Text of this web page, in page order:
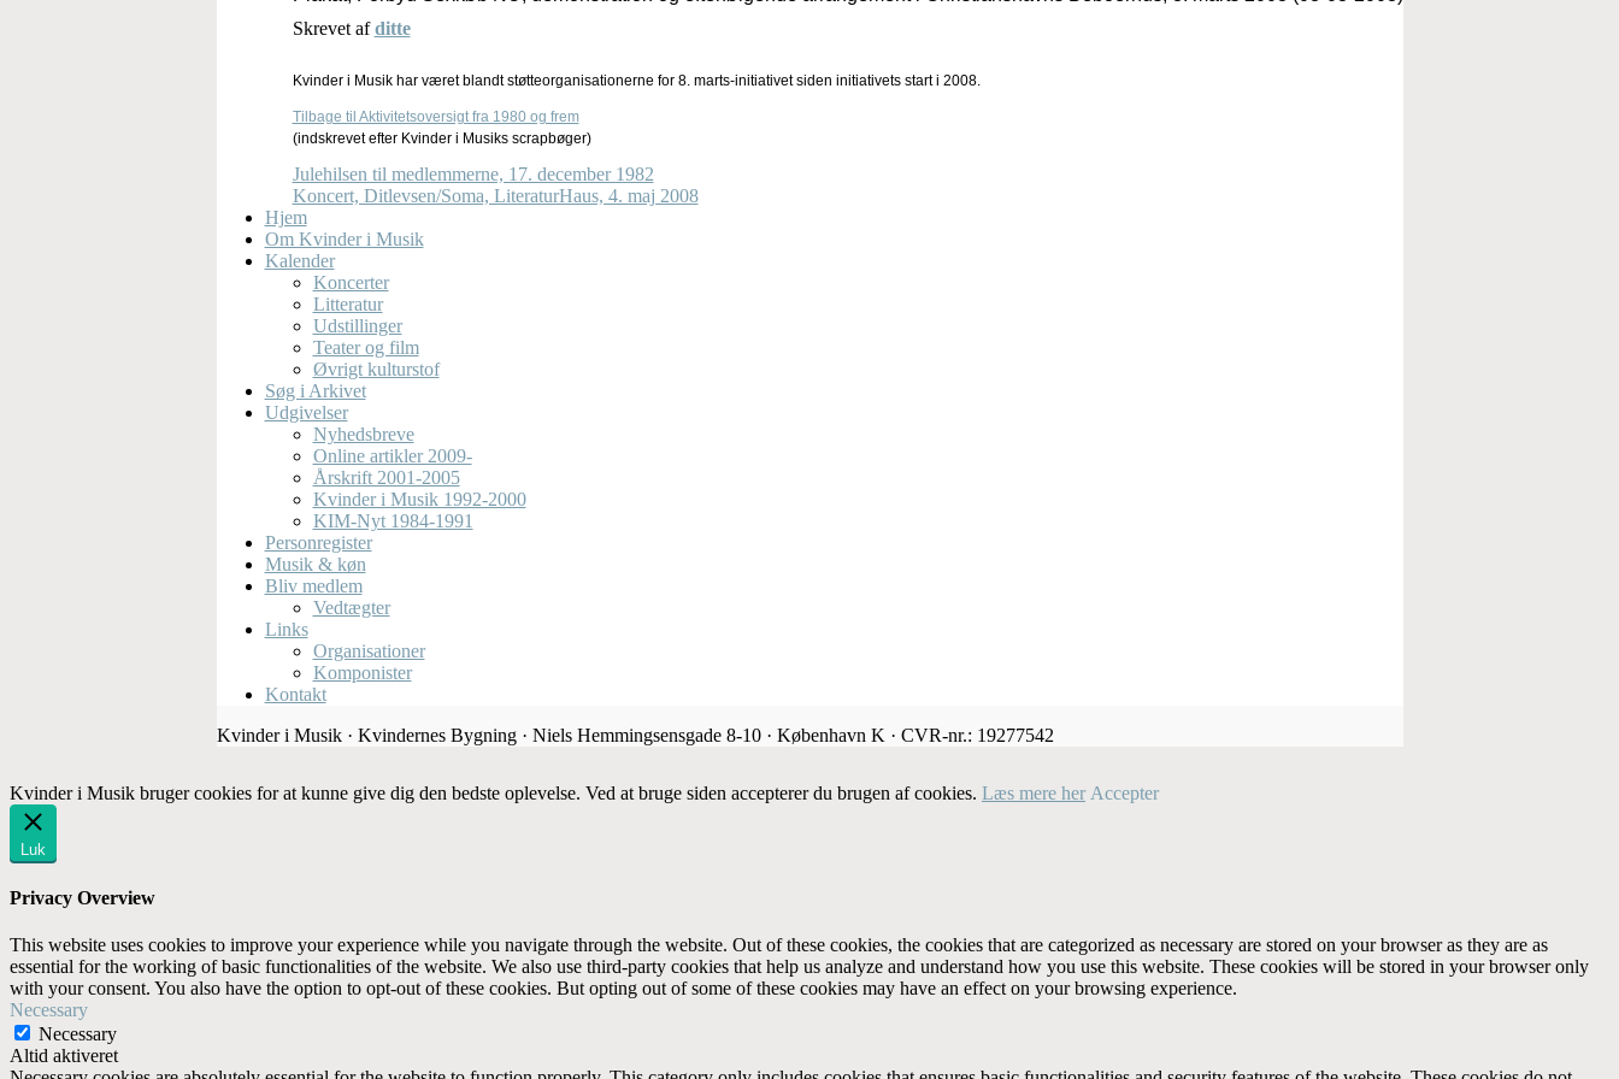
Skrevet afditte
Kvinder i Musik har været blandt støtteorganisationerne for 8. marts-initiativet siden initiativets start i 2008.
Tilbage til Aktivitetsoversigt fra 1980 og frem
(indskrevet efter Kvinder i Musiks scrapbøger)
Julehilsen til medlemmerne, 17. december 1982
Koncert, Ditlevsen/Soma, LiteraturHaus, 4. maj 2008
Hjem
Om Kvinder i Musik
Kalender
Koncerter
Litteratur
Udstillinger
Teater og film
Øvrigt kulturstof
Søg i Arkivet
Udgivelser
Nyhedsbreve
Online artikler 2009-
Årskrift 2001-2005
Kvinder i Musik 1992-2000
KIM-Nyt 1984-1991
Personregister
Musik & køn
Bliv medlem
Vedtægter
Links
Organisationer
Komponister
Kontakt
Kvinder i Musik · Kvindernes Bygning · Niels Hemmingsensgade 8-10 · København K · CVR-nr.: 19277542
Kvinder i Musik bruger cookies for at kunne give dig den bedste oplevelse. Ved at bruge siden accepterer du brugen af cookies. Læs mere her Accepter
Luk
Privacy Overview
This website uses cookies to improve your experience while you navigate through the website. Out of these cookies, the cookies that are categorized as necessary are stored on your browser as they are as
essential for the working of basic functionalities of the website. We also use third-party cookies that help us analyze and understand how you use this website. These cookies will be stored in your browser only
with your consent. You also have the option to opt-out of these cookies. But opting out of some of these cookies may have an effect on your browsing experience.
Necessary
Necessary
Altid aktiveret